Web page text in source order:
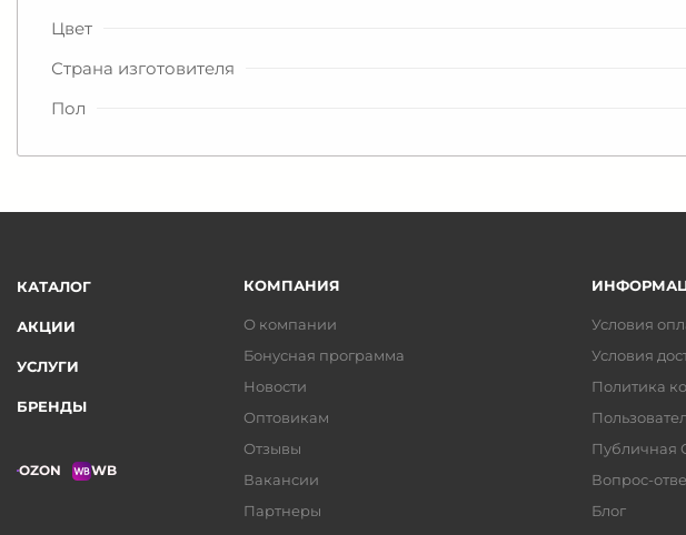
Цвет
Страна изготовителя
Пол
КАТАЛОГ
АКЦИИ
УСЛУГИ
БРЕНДЫ
OZON WB
КОМПАНИЯ
О компании
Бонусная программа
Новости
Оптовикам
Отзывы
Вакансии
Партнеры
Условия
Условия
Политика
Публичная
Вопрос-
Блог